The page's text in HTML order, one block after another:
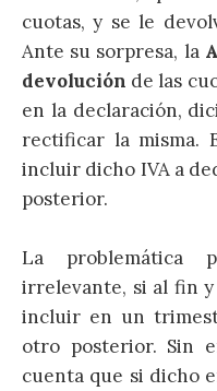
cuotas, y se le
Ante su sorpresa, la
devolución de las
en la declaración,
rectificar la misma.
incluir dicho IVA a
posterior.
La problemática
irrelevante, si al fin y
incluir en un
otro posterior. Sin
cuenta que si dicho